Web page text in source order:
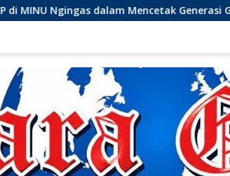
Generasi Guru yang Profesional